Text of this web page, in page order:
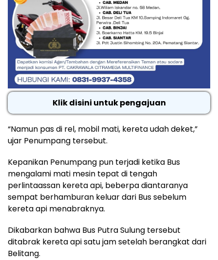
Klik disini untuk pengajuan
“Namun pas di rel, mobil mati, kereta udah deket,”
ujar Penumpang tersebut.
Kepanikan Penumpang pun terjadi ketika Bus
mengalami mati mesin tepat di tengah
perlintaassan kereta api, beberpa diantaranya
sempat berhamburan keluar dari Bus sebelum
kereta api menabraknya.
Dikabarkan bahwa Bus Putra Sulung tersebut
ditabrak kereta api satu jam setelah berangkat dari
Belitang.